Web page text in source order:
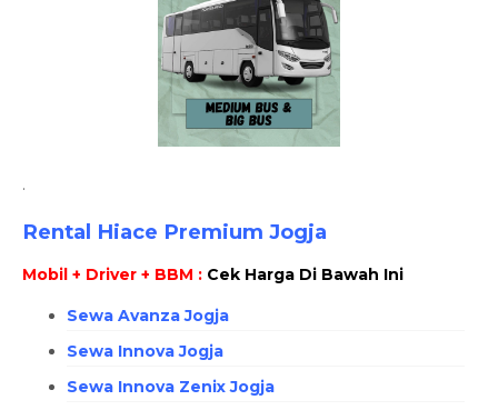
.
Rental Hiace Premium Jogja
Mobil + Driver + BBM : Cek Harga Di Bawah Ini
Sewa Avanza Jogja
Sewa Innova Jogja
Sewa Innova Zenix Jogja